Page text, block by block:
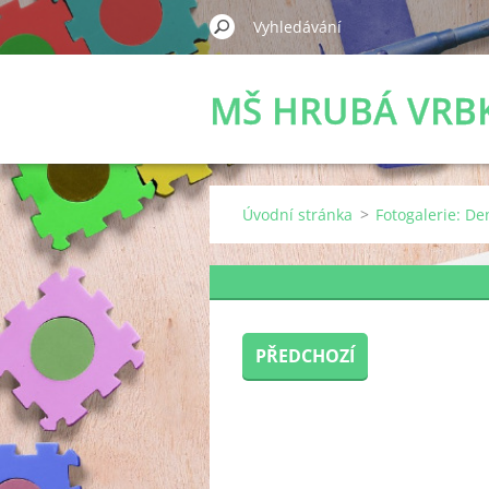
MŠ HRUBÁ
Úvodní stránka > Fotogalerie:
PŘEDCHOZÍ